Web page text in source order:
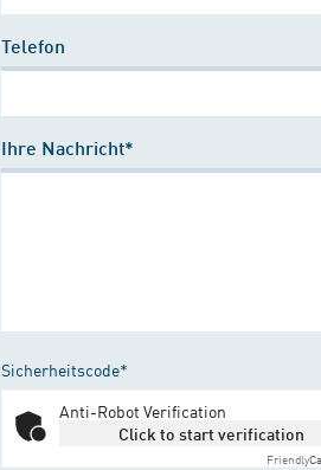
Telefon
Ihre Nachricht*
Sicherheitscode*
Anti-Robot Verification
Click to start verification
Friendly